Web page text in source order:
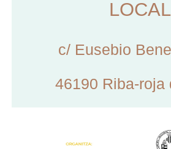
LOCAL
c/ Eusebio
46190 Riba-roja